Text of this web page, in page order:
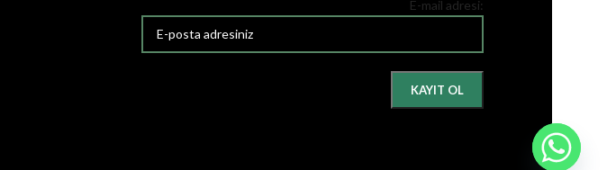
E-mail adresi: